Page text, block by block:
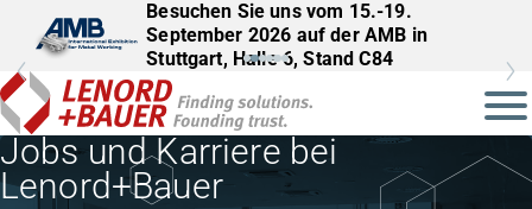
Besuchen Sie uns vom 15.-19.
September 2026 auf der AMB in
Stuttgart, Halle 6, Stand C84
Besuchen Sie uns vom 22.–25.
September 2026 auf der InnoTrans in
Berlin, Halle 27, Stand 561
Jobs und Karriere bei
Lenord+Bauer